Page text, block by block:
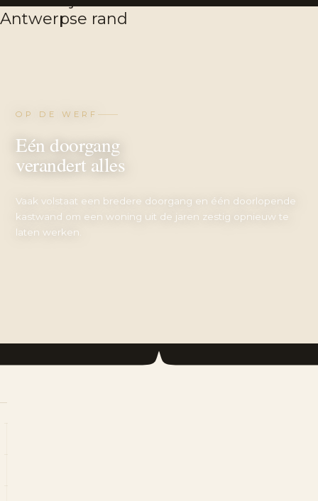
OP DE WERF
Eén doorgang
verandert alles
Vaak volstaat een bredere doorgang en één doorlopende
kastwand om een woning uit de jaren zestig opnieuw te
laten werken.